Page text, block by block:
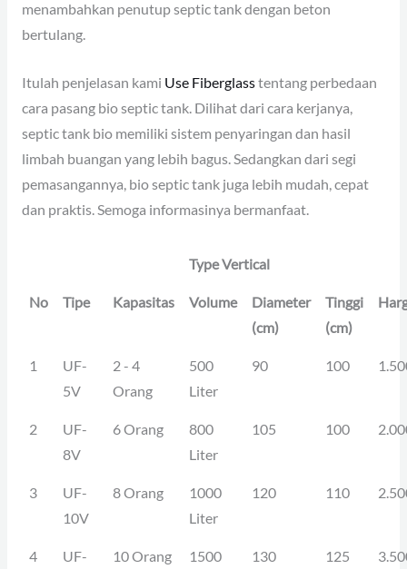
menambahkan penutup septic tank dengan beton
bertulang.
Itulah penjelasan kami Use Fiberglasstentang perbedaan
cara pasang bio septic tank. Dilihat dari cara kerjanya,
septic tank bio memiliki sistem penyaringan dan hasil
limbah buangan yang lebih bagus. Sedangkan dari segi
pemasangannya, bio septic tank juga lebih mudah, cepat
dan praktis. Semoga informasinya bermanfaat.
Type Vertical
No Tipe Kapasitas Volume
Diameter
(cm)
Tinggi
(cm)
1
UF-
5V
2 - 4
Orang
500
Liter
90 100
2
UF-
8V
6 Orang
800
Liter
105 100
3
UF-
10V
8 Orang
1000
Liter
120 110
4
UF-
10 Orang
1500
130 125